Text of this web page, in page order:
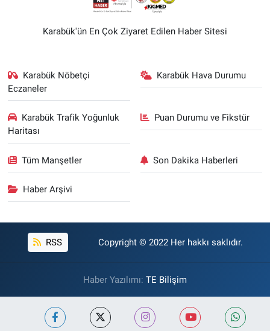
Karabük'ün En Çok Ziyaret Edilen Haber Sitesi
Karabük Nöbetçi
Eczaneler
Karabük Hava Durumu
Karabük Trafik Yoğunluk
Haritası
Puan Durumu ve Fikstür
Tüm Manşetler Son Dakika Haberleri
Haber Arşivi
RSS Copyright © 2022 Her hakkı saklıdır.
Haber Yazılımı: TE Bilişim